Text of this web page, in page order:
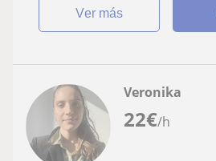
ver más
22€/h
Veronika